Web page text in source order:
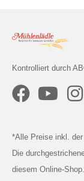
Kontrolliert durch
*Alle Preise inkl.
Die
diesem Online-Shop.